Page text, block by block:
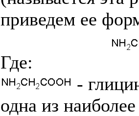
приведем ее
Где:
-
одна из